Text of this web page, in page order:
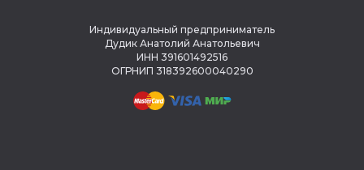
Индивидуальный предприниматель
Дудик Анатолий Анатольевич
ИНН 391601492516
ОГРНИП 318392600040290